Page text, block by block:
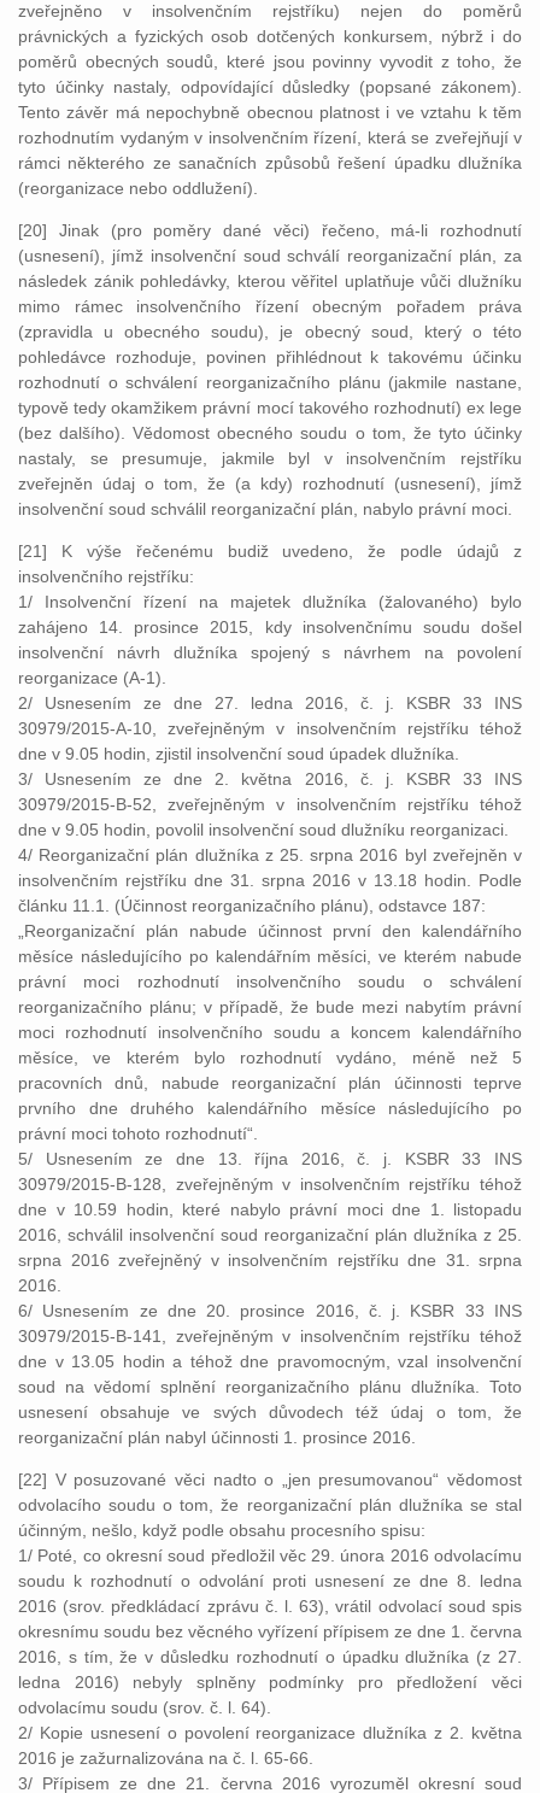
zveřejněno v insolvenčním rejstříku) nejen do poměrů
právnických a fyzických osob dotčených konkursem, nýbrž i do
poměrů obecných soudů, které jsou povinny vyvodit z toho, že
tyto účinky nastaly, odpovídající důsledky (popsané zákonem).
Tento závěr má nepochybně obecnou platnost i ve vztahu k těm
rozhodnutím vydaným v insolvenčním řízení, která se zveřejňují v
rámci některého ze sanačních způsobů řešení úpadku dlužníka
(reorganizace nebo oddlužení).
[20] Jinak (pro poměry dané věci) řečeno, má-li rozhodnutí
(usnesení), jímž insolvenční soud schválí reorganizační plán, za
následek zánik pohledávky, kterou věřitel uplatňuje vůči dlužníku
mimo rámec insolvenčního řízení obecným pořadem práva
(zpravidla u obecného soudu), je obecný soud, který o této
pohledávce rozhoduje, povinen přihlédnout k takovému účinku
rozhodnutí o schválení reorganizačního plánu (jakmile nastane,
typově tedy okamžikem právní mocí takového rozhodnutí) ex lege
(bez dalšího). Vědomost obecného soudu o tom, že tyto účinky
nastaly, se presumuje, jakmile byl v insolvenčním rejstříku
zveřejněn údaj o tom, že (a kdy) rozhodnutí (usnesení), jímž
insolvenční soud schválil reorganizační plán, nabylo právní moci.
[21] K výše řečenému budiž uvedeno, že podle údajů z
insolvenčního rejstříku:
1/ Insolvenční řízení na majetek dlužníka (žalovaného) bylo
zahájeno 14. prosince 2015, kdy insolvenčnímu soudu došel
insolvenční návrh dlužníka spojený s návrhem na povolení
reorganizace (A-1).
2/ Usnesením ze dne 27. ledna 2016, č. j. KSBR 33 INS
30979/2015-A-10, zveřejněným v insolvenčním rejstříku téhož
dne v 9.05 hodin, zjistil insolvenční soud úpadek dlužníka.
3/ Usnesením ze dne 2. května 2016, č. j. KSBR 33 INS
30979/2015-B-52, zveřejněným v insolvenčním rejstříku téhož
dne v 9.05 hodin, povolil insolvenční soud dlužníku reorganizaci.
4/ Reorganizační plán dlužníka z 25. srpna 2016 byl zveřejněn v
insolvenčním rejstříku dne 31. srpna 2016 v 13.18 hodin. Podle
článku 11.1. (Účinnost reorganizačního plánu), odstavce 187:
„Reorganizační plán nabude účinnost první den kalendářního
měsíce následujícího po kalendářním měsíci, ve kterém nabude
právní moci rozhodnutí insolvenčního soudu o schválení
reorganizačního plánu; v případě, že bude mezi nabytím právní
moci rozhodnutí insolvenčního soudu a koncem kalendářního
měsíce, ve kterém bylo rozhodnutí vydáno, méně než 5
pracovních dnů, nabude reorganizační plán účinnosti teprve
prvního dne druhého kalendářního měsíce následujícího po
právní moci tohoto rozhodnutí“.
5/ Usnesením ze dne 13. října 2016, č. j. KSBR 33 INS
30979/2015-B-128, zveřejněným v insolvenčním rejstříku téhož
dne v 10.59 hodin, které nabylo právní moci dne 1. listopadu
2016, schválil insolvenční soud reorganizační plán dlužníka z 25.
srpna 2016 zveřejněný v insolvenčním rejstříku dne 31. srpna
2016.
6/ Usnesením ze dne 20. prosince 2016, č. j. KSBR 33 INS
30979/2015-B-141, zveřejněným v insolvenčním rejstříku téhož
dne v 13.05 hodin a téhož dne pravomocným, vzal insolvenční
soud na vědomí splnění reorganizačního plánu dlužníka. Toto
usnesení obsahuje ve svých důvodech též údaj o tom, že
reorganizační plán nabyl účinnosti 1. prosince 2016.
[22] V posuzované věci nadto o „jen presumovanou“ vědomost
odvolacího soudu o tom, že reorganizační plán dlužníka se stal
účinným, nešlo, když podle obsahu procesního spisu:
1/ Poté, co okresní soud předložil věc 29. února 2016 odvolacímu
soudu k rozhodnutí o odvolání proti usnesení ze dne 8. ledna
2016 (srov. předkládací zprávu č. l. 63), vrátil odvolací soud spis
okresnímu soudu bez věcného vyřízení přípisem ze dne 1. června
2016, s tím, že v důsledku rozhodnutí o úpadku dlužníka (z 27.
ledna 2016) nebyly splněny podmínky pro předložení věci
odvolacímu soudu (srov. č. l. 64).
2/ Kopie usnesení o povolení reorganizace dlužníka z 2. května
2016 je zažurnalizována na č. l. 65-66.
3/ Přípisem ze dne 21. června 2016 vyrozuměl okresní soud